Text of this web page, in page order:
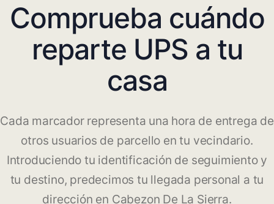
Comprueba cuándo
reparte UPS a tu
casa
Cada marcador representa una hora de entrega de
otros usuarios de parcello en tu vecindario.
Introduciendo tu identificación de seguimiento y
tu destino, predecimos tu llegada personal a tu
dirección en Cabezon De La Sierra.